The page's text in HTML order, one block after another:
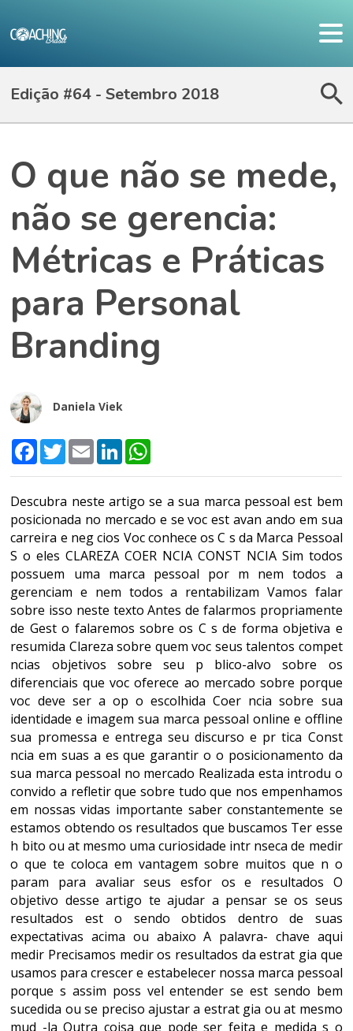
Edição #64 - Setembro 2018
O que não se mede,
não se gerencia:
Métricas e Práticas
para Personal
Branding
Daniela Viek
Facebook
TwitterEmail LinkedIn
Descubra neste artigo se a sua marca pessoal est bem
posicionada no mercado e se voc est avan ando em sua
carreira e neg cios Voc conhece os C s da Marca Pessoal
S o eles CLAREZA COER NCIA CONST NCIA Sim todos
possuem uma marca pessoal por m nem todos a
gerenciam e nem todos a rentabilizam Vamos falar
sobre isso neste texto Antes de falarmos propriamente
de Gest o falaremos sobre os C s de forma objetiva e
resumida Clareza sobre quem voc seus talentos compet
ncias objetivos sobre seu p blico-alvo sobre os
diferenciais que voc oferece ao mercado sobre porque
voc deve ser a op o escolhida Coer ncia sobre sua
identidade e imagem sua marca pessoal online e offline
sua promessa e entrega seu discurso e pr tica Const
ncia em suas a es que garantir o o posicionamento da
sua marca pessoal no mercado Realizada esta introdu o
convido a refletir que sobre tudo que nos empenhamos
em nossas vidas importante saber constantemente se
estamos obtendo os resultados que buscamos Ter esse
h bito ou at mesmo uma curiosidade intr nseca de medir
o que te coloca em vantagem sobre muitos que n o
param para avaliar seus esfor os e resultados O
objetivo desse artigo te ajudar a pensar se os seus
resultados est o sendo obtidos dentro de suas
expectativas acima ou abaixo A palavra- chave aqui
medir Precisamos medir os resultados da estrat gia que
usamos para crescer e estabelecer nossa marca pessoal
porque s assim poss vel entender se est sendo bem
sucedida ou se preciso ajustar a estrat gia ou at mesmo
mud -la Outra coisa que pode ser feita e medida s o